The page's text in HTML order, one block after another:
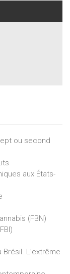
ou second
aux États-
(FBN)
L’extrême